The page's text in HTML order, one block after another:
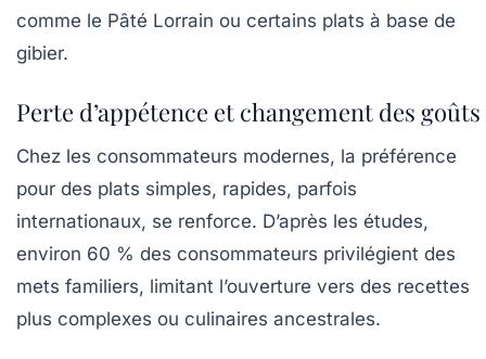
comme le Pâté Lorrain ou certains plats à base de
gibier.
Perte d’appétence et changement des goûts
Chez les consommateurs modernes, la préférence
pour des plats simples, rapides, parfois
internationaux, se renforce. D’après les études,
environ 60 % des consommateurs privilégient des
mets familiers, limitant l’ouverture vers des recettes
plus complexes ou culinaires ancestrales.